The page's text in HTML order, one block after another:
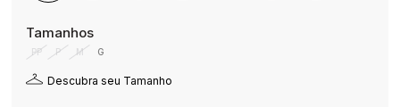
PP P M G
Descubra seu Tamanho